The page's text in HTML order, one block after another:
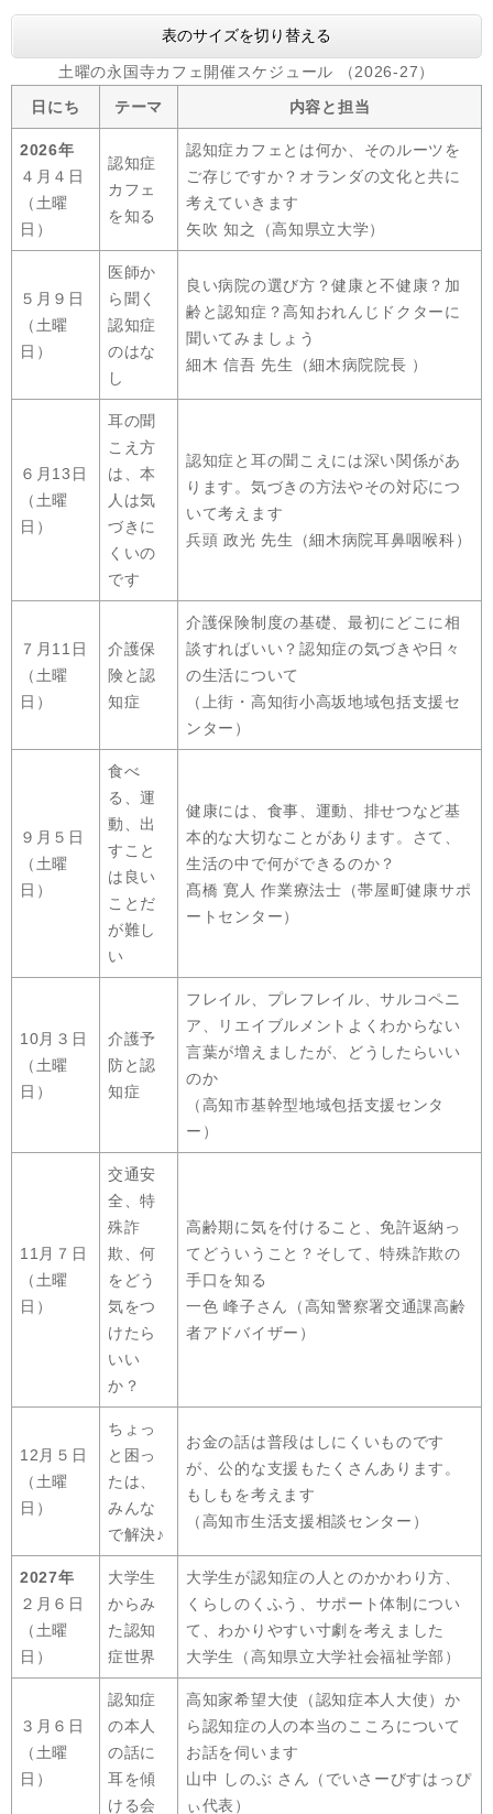
表のサイズを切り替える
土曜の永国寺カフェ開催スケジュール （2026-27）
日にち
テーマ 内容と担当
2026年
４月４日
（土曜
日）
認知症
カフェ
を知る
認知症カフェとは何か、そのルーツを
ご存じですか？オランダの文化と共に
考えていきます
矢吹 知之（高知県立大学）
５月９日
（土曜
日）
医師か
ら聞く
認知症
のはな
し
良い病院の選び方？健康と不健康？加
齢と認知症？高知おれんじドクターに
聞いてみましょう
​細木 信吾 先生（細木病院院長 ）
６月13日
（土曜
日）
耳の聞
こえ方
は、本
人は気
づきに
くいの
です
認知症と耳の聞こえには深い関係があ
ります。気づきの方法やその対応につ
いて考えます
兵頭 政光 先生（細木病院耳鼻咽喉科）
７月11日
（土曜
日）
介護保
険と認
知症
介護保険制度の基礎、最初にどこに相
談すればいい？認知症の気づきや日々
の生活について
（上街・高知街小高坂地域包括支援セ
ンター）
９月５日
（土曜
日）
食べ
る、運
動、出
すこと
は良い
ことだ
が難し
い
健康には、食事、運動、排せつなど基
本的な大切なことがあります。さて、
生活の中で何ができるのか？
髙橋 寛人 作業療法士（帯屋町健康サポ
ートセンター）
10月３日
（土曜
日）
介護予
防と認
知症
フレイル、プレフレイル、サルコペニ
ア、リエイブルメントよくわからない
言葉が増えましたが、どうしたらいい
のか
（高知市基幹型地域包括支援センタ
ー）
11月７日
（土曜
日）
交通安
全、特
殊詐
欺、何
をどう
気をつ
けたら
いい
か？
高齢期に気を付けること、免許返納っ
てどういうこと？そして、特殊詐欺の
手口を知る
​一色 峰子さん（高知警察署交通課高齢
者アドバイザー）
12月５日
（土曜
日）
ちょっ
と困っ
たは、
みんな
で解決♪
お金の話は普段はしにくいものです
が、公的な支援もたくさんあります。
もしもを考えます
（高知市生活支援相談センター）
2027年
２月６日
（土曜
日）
大学生
からみ
た認知
症世界
大学生が認知症の人とのかかわり方、
くらしのくふう、サポート体制につい
て、わかりやすい寸劇を考えました
大学生（高知県立大学社会福祉学部）
３月６日
（土曜
日）
認知症
の本人
の話に
耳を傾
ける会
高知家希望大使（認知症本人大使）か
ら認知症の人の本当のこころについて
お話を伺います
山中 しのぶ さん（でいさーびすはっぴ
ぃ代表）